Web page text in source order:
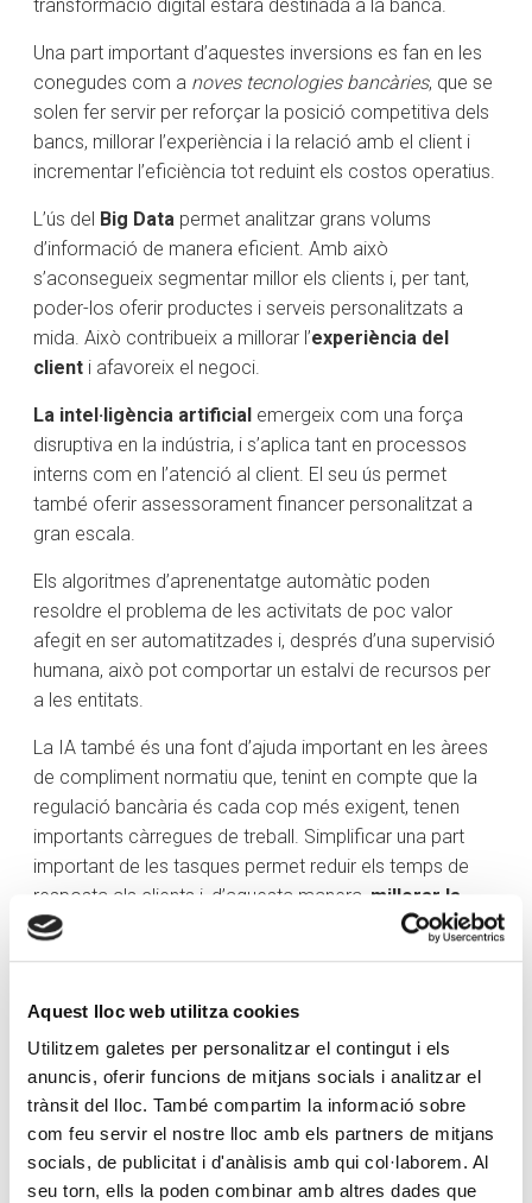
Aquest lloc web utilitza cookies
Utilitzem galetes per personalitzar el contingut i els
anuncis, oferir funcions de mitjans socials i analitzar el
trànsit del lloc. També compartim la informació sobre
com feu servir el nostre lloc amb els partners de mitjans
socials, de publicitat i d'anàlisis amb qui col·laborem. Al
seu torn, ells la poden combinar amb altres dades que
transformació digital estarà destinada a la banca.
Una part important d’aquestes inversions es fan en les
conegudes com a noves tecnologies bancàries, que se
solen fer servir per reforçar la posició competitiva dels
bancs, millorar l’experiència i la relació amb el client i
incrementar l’eficiència tot reduint els costos operatius.
L’ús del Big Data permet analitzar grans volums
d’informació de manera eficient. Amb això
s’aconsegueix segmentar millor els clients i, per tant,
poder-los oferir productes i serveis personalitzats a
mida. Això contribueix a millorar l’experiència del
client i afavoreix el negoci.
La intel·ligència artificial emergeix com una força
disruptiva en la indústria, i s’aplica tant en processos
interns com en l’atenció al client. El seu ús permet
també oferir assessorament financer personalitzat a
gran escala.
Els algoritmes d’aprenentatge automàtic poden
resoldre el problema de les activitats de poc valor
afegit en ser automatitzades i, després d’una supervisió
humana, això pot comportar un estalvi de recursos per
a les entitats.
La IA també és una font d’ajuda important en les àrees
de compliment normatiu que, tenint en compte que la
regulació bancària és cada cop més exigent, tenen
importants càrregues de treball. Simplificar una part
important de les tasques permet reduir els temps de
resposta als clients i, d’aquesta manera, millorar la
seva relació
detecció d’amenaces, possibles fraus i l’autenticació
L’Open Banking, que ja coneix tothom, facilita
l’intercanvi d’informació entre tots els tipus d’institucions
financeres a través d’interfícies de programació
d’aplicacions (API). Els usuaris són els amos de la seva